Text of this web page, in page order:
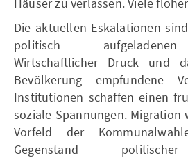
Die aktuellen Eskalationen
politisch aufgeladenen
Wirtschaftlicher Druck und
Bevölkerung empfundene
Institutionen schaffen einen
soziale Spannungen.
Vorfeld der
Gegenstand